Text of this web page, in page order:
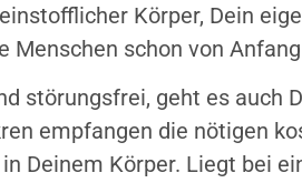
Körper, Dein
Menschen schon von
störungsfrei, geht es auch
empfangen die nötigen
Deinem Körper. Liegt bei